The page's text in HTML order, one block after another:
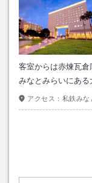
客室からは赤煉瓦倉
みなとみらいにある
アクセス： 私鉄み